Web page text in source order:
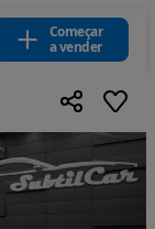
Começar
a vender